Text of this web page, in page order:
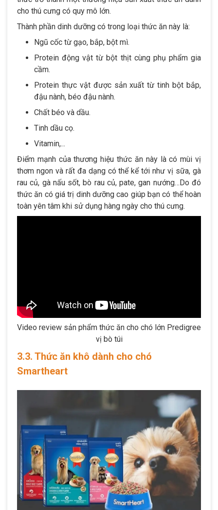
cho thú cưng có quy mô lớn.
Thành phần dinh dưỡng có trong loại thức ăn này là:
Ngũ cốc từ gạo, bắp, bột mì.
Protein động vật từ bột thịt cùng phụ phẩm gia
cầm.
Protein thực vật được sản xuất từ tinh bột bắp,
đậu nành, béo đậu nành.
Chất béo và dầu.
Tinh dầu cọ.
Vitamin,...
Điểm mạnh của thương hiệu thức ăn này là có mùi vị
thơm ngon và rất đa dạng có thể kể tới như vị sữa, gà
rau củ, gà nấu sốt, bò rau củ, pate, gan nướng…Do đó
thức ăn có giá trị dinh dưỡng cao giúp bạn có thể hoàn
toàn yên tâm khi sử dụng hàng ngày cho thú cưng.
Video review sản phẩm thức ăn cho chó lớn Predigree
vị bò túi
3.3. Thức ăn khô dành cho chó
Smartheart